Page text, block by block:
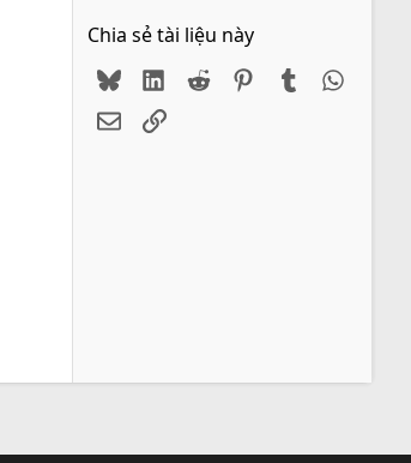
Chia sẻ tài liệu này
BlueskyLinkedIn
Reddit PinterestTumblr
EmailLink